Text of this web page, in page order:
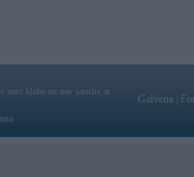
auto klubs un nav saistīts ar
Galvena